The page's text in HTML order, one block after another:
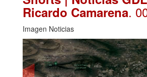
Ricardo Camarena.
Imagen Noticias